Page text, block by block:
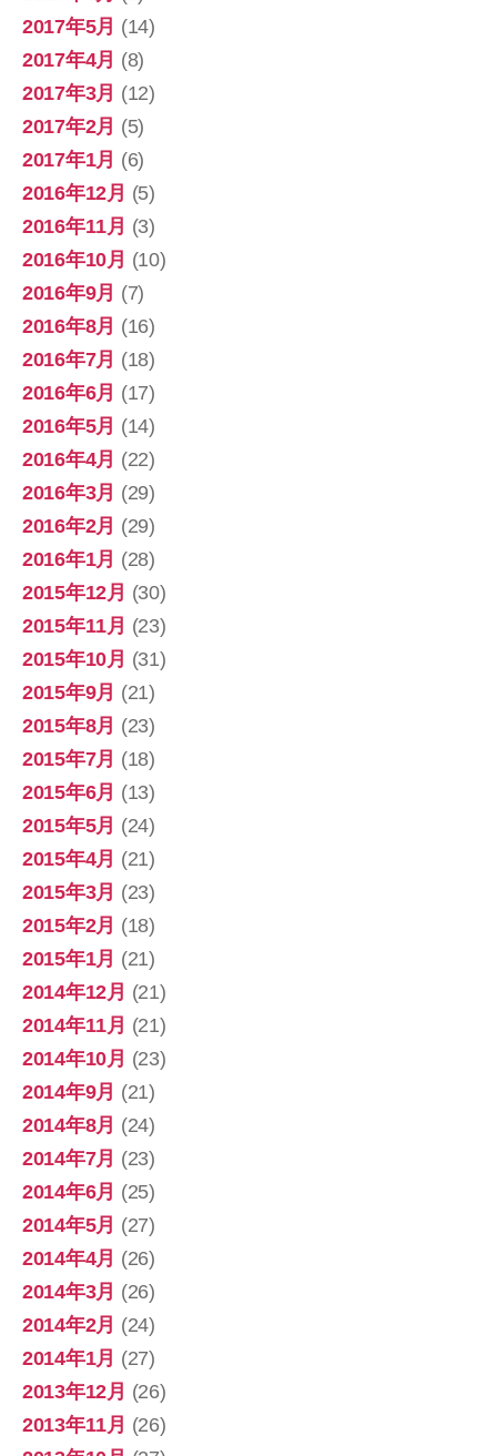
2017年5月 (14)
2017年4月 (8)
2017年3月 (12)
2017年2月 (5)
2017年1月 (6)
2016年12月 (5)
2016年11月 (3)
2016年10月 (10)
2016年9月 (7)
2016年8月 (16)
2016年7月 (18)
2016年6月 (17)
2016年5月 (14)
2016年4月 (22)
2016年3月 (29)
2016年2月 (29)
2016年1月 (28)
2015年12月 (30)
2015年11月 (23)
2015年10月 (31)
2015年9月 (21)
2015年8月 (23)
2015年7月 (18)
2015年6月 (13)
2015年5月 (24)
2015年4月 (21)
2015年3月 (23)
2015年2月 (18)
2015年1月 (21)
2014年12月 (21)
2014年11月 (21)
2014年10月 (23)
2014年9月 (21)
2014年8月 (24)
2014年7月 (23)
2014年6月 (25)
2014年5月 (27)
2014年4月 (26)
2014年3月 (26)
2014年2月 (24)
2014年1月 (27)
2013年12月 (26)
2013年11月 (26)